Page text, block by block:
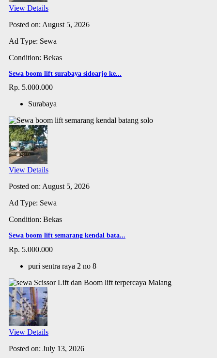
View Details
Posted on: August 5, 2026
Ad Type: Sewa
Condition: Bekas
Sewa boom lift surabaya sidoarjo ke...
Rp. 5.000.000
Surabaya
View Details
Posted on: August 5, 2026
Ad Type: Sewa
Condition: Bekas
Sewa boom lift semarang kendal bata...
Rp. 5.000.000
puri sentra raya 2 no 8
View Details
Posted on: July 13, 2026